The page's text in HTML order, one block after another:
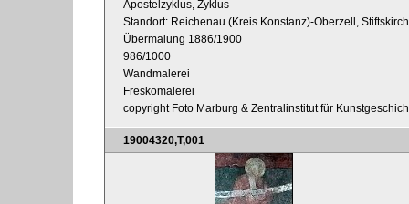
Apostelzyklus, Zyklus
Standort: Reichenau (Kreis Konstanz)-Oberzell,
Übermalung 1886/1900
986/1000
Wandmalerei
Freskomalerei
copyright Foto Marburg & Zentralinstitut für
19004320,T,001